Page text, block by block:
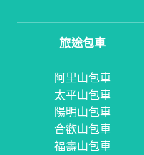
旅途包車
阿里山包車
太平山包車
陽明山包車
合歡山包車
福壽山包車